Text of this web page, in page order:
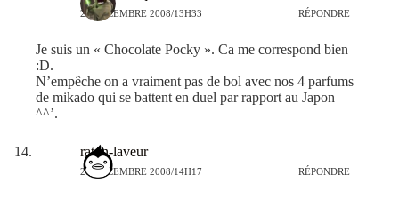
27 DÉCEMBRE 2008/13H33 RÉPONDRE
Je suis un « Chocolate Pocky ». Ca me correspond bien
:D.
N’empêche on a vraiment pas de bol avec nos 4 parfums
de mikado qui se battent en duel par rapport au Japon
^^’.
raton-laveur
27 DÉCEMBRE 2008/14H17 RÉPONDRE